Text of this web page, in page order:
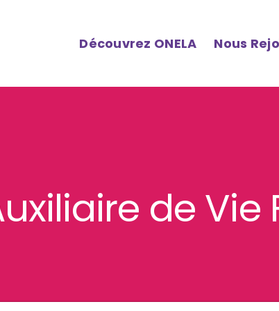
Découvrez ONELA Nous
de Vie